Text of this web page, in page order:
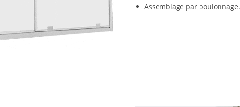
Assemblage par boulonnage.